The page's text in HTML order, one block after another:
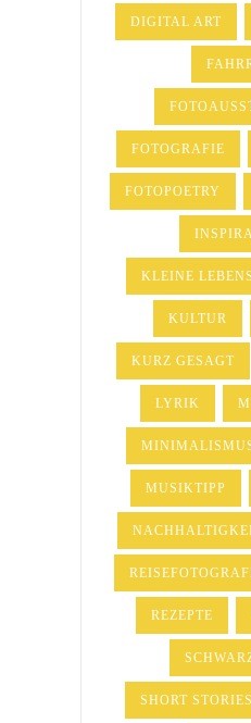
DIGITAL ART
FOTOGRAFIE
FOTOPOETRY
KLEINE
KULTUR
KURZ GESAGT
LYRIK
MUSIKTIPP
REZEPTE
SHORT STORIES